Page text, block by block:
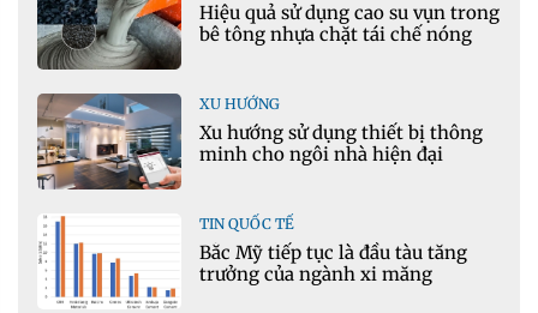
Hiệu quả sử dụng cao su vụn trong
bê tông nhựa chặt tái chế nóng
XU HƯỚNG
Xu hướng sử dụng thiết bị thông
minh cho ngôi nhà hiện đại
TIN QUỐC TẾ
Bắc Mỹ tiếp tục là đầu tàu tăng
trưởng của ngành xi măng